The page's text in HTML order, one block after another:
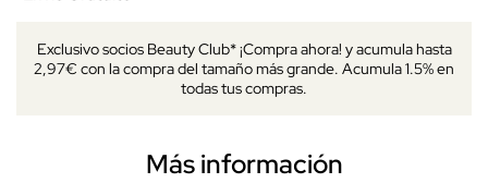
Exclusivo socios Beauty Club* ¡Compra ahora! y acumula hasta
2,97€ con la compra del tamaño más grande. Acumula 1.5% en
todas tus compras.
Más información